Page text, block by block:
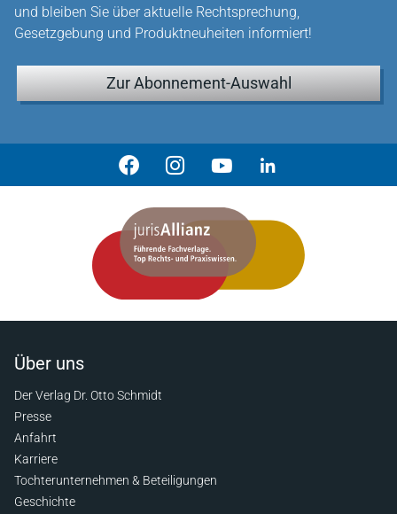
und bleiben Sie über aktuelle Rechtsprechung,
Gesetzgebung und Produktneuheiten informiert!
Zur Abonnement-Auswahl
Über uns
Der Verlag Dr. Otto Schmidt
Presse
Anfahrt
Karriere
Tochterunternehmen & Beteiligungen
Geschichte